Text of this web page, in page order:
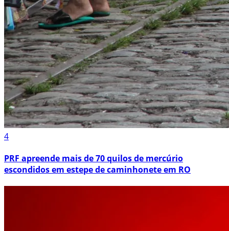
4
PRF apreende mais de 70 quilos de mercúrio
escondidos em estepe de caminhonete em RO